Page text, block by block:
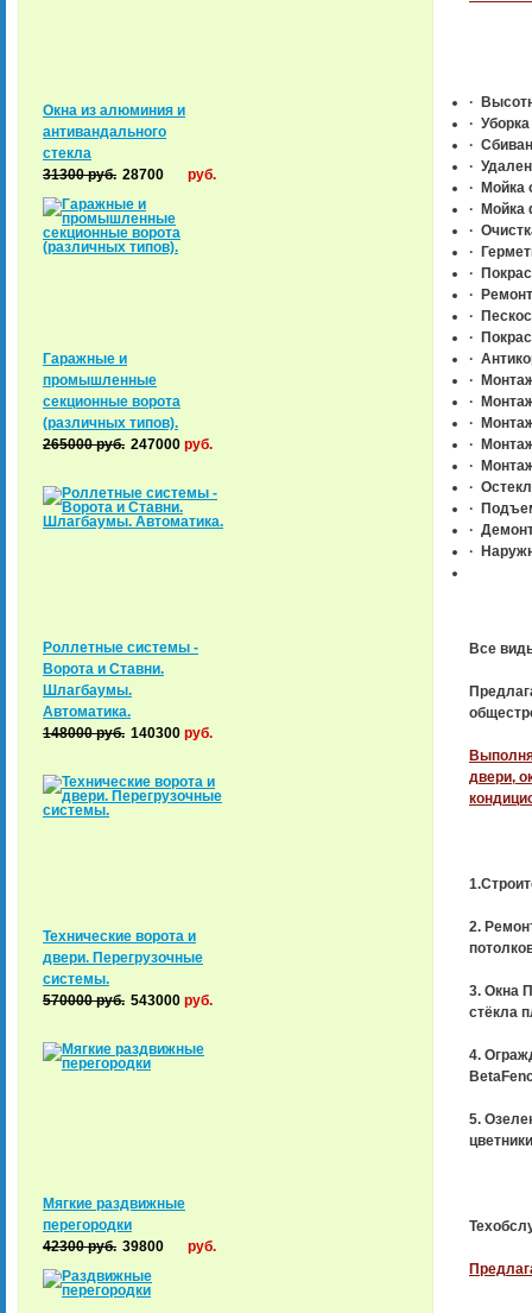
·
·
·
·
· Мойка
· Мойка
·
·
·
·
·
·
·
·
·
·
·
·
·
·
·
·
Все
двери,
2.
3. Окна
стёкла
4.
5.
Окна из алюминия и
антивандального
стекла
31300руб. 28700 руб.
Гаражные и
промышленные
секционные ворота
(различных типов).
265000руб. 247000 руб.
Роллетные системы -
Ворота и Ставни.
Шлагбаумы.
Автоматика.
148000руб. 140300 руб.
Технические ворота и
двери. Перегрузочные
системы.
570000руб. 543000 руб.
Мягкие раздвижные
перегородки
42300руб. 39800 руб.